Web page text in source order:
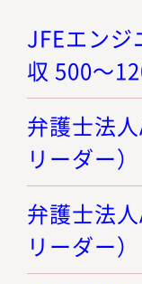
JFEエン
収 500～
弁護士法
リーダー
弁護士法
リーダー